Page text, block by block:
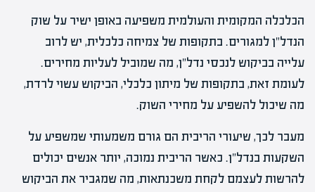
הכלכלה המקומית והעולמית משפיעה באופן ישיר על שוק
הנדל"ן למגורים. בתקופות של צמיחה כלכלית, יש לרוב
עלייה בביקוש לנכסי נדל"ן, מה שמוביל לעליות מחירים.
לעומת זאת, בתקופות של מיתון כלכלי, הביקוש עשוי לרדת,
מה שיכול להשפיע על מחירי השוק.
מעבר לכך, שיעורי הריבית הם גורם משמעותי שמשפיע על
השקעות בנדל"ן. כאשר הריבית נמוכה, יותר אנשים יכולים
להרשות לעצמם לקחת משכנתאות, מה שמגביר את הביקוש